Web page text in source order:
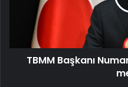
TBMM Başkanı